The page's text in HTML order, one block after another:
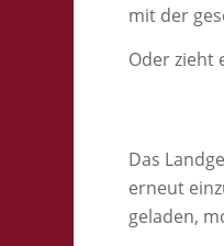
mit der
Oder zieht
Das
erneut
geladen,